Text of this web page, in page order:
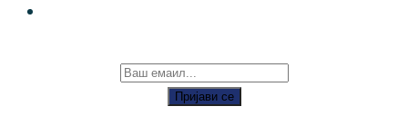
Пријави се